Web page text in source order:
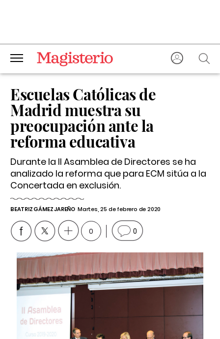
Escuelas Católicas de
Madrid muestra su
preocupación ante la
reforma educativa
Durante la II Asamblea de Directores se ha
analizado la reforma que para ECM sitúa a la
Concertada en exclusión.
BEATRIZ GÁMEZ JAREÑO Martes, 25 de febrero de 2020
0 0